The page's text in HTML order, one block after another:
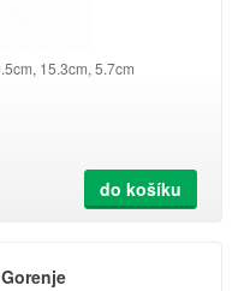
15.3cm, 5.7cm
do košíku